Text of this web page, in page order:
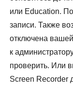
или Education.
записи. Также
отключена
к
проверить. Или
Screen Recorder